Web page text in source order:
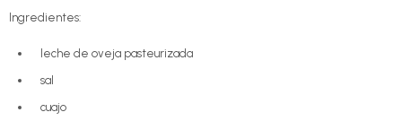
Ingredientes:
leche de oveja pasteurizada
sal
cuajo